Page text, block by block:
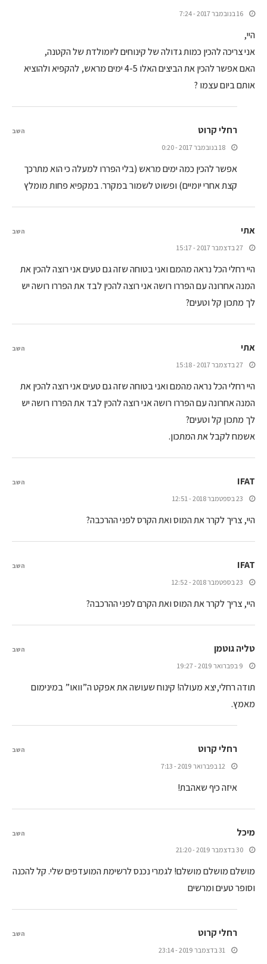
16 בנובמבר 2017 - 7:24
היי,
אני צריכה להכין כמות גדולה של קינוחים ליומולדת של הקטנה,
האם אפשר להכין את הביצים האלו 4-5 ימים מראש, להקפיא ולהוציא
אותם ביום עצמו ?
רחלי קרוט
18 בנובמבר 2017 - 0:20
אפשר להכין כמה ימים מראש (בלי הפררו למעלה כי הוא מתרכך
קצת אחרי יומיים) ופשוט לשמור במקרר. במקפיא פחות מומלץ
השב
אתי
27 בדצמבר 2017 - 15:17
היי רחלי הכל נראה מהמם ואני בטוחה שזה גם טעים אני רוצה להכין את
המנה אחרונה עם הפררו רושה אני רוצה להכין לבד את הפררו רושה יש
לך מתכון קל וטעים?
השב
אתי
27 בדצמבר 2017 - 15:18
היי רחלי הכל נראה מהמם ואני בטוחה שזה גם טעים אני רוצה להכין את
המנה אחרונה עם הפררו רושה אני רוצה להכין לבד את הפררו רושה יש
לך מתכון קל וטעים?
אשמח לקבל את המתכון.
השב
IFAT
23 בספטמבר 2018 - 12:51
היי, צריך לקרר את המוס ואת הקרס לפני ההרכבה?
השב
IFAT
23 בספטמבר 2018 - 12:52
היי, צריך לקרר את המוס ואת הקרם לפני ההרכבה?
השב
טליה גוטמן
9 בפברואר 2019 - 19:27
תודה רחלי,יצא מעולה! קינוח שעושה את אפקט ה”וואו” במינימום
מאמץ.
השב
רחלי קרוט
12 בפברואר 2019 - 7:13
איזה כיף שאהבת!
השב
מיכל
30 בדצמבר 2019 - 21:20
מושלם מושלם מושלם! לגמרי נכנס לרשימת המועדפים שלי. קל להכנה
וסופר טעים ומרשים
השב
רחלי קרוט
31 בדצמבר 2019 - 23:14
השב